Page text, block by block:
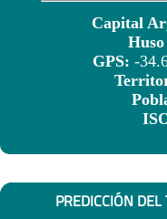
Capital
GPS: -
PREDICCIÓN